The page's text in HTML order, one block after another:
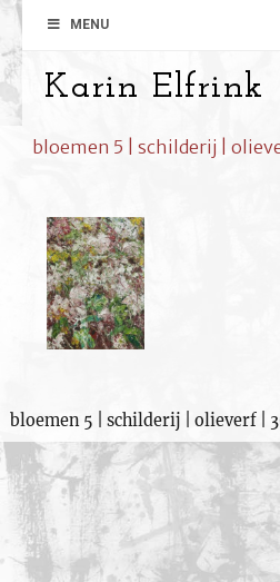
MENU
Karin Elfrink
bloemen 5 | schilderij |
bloemen 5 | schilderij | olieverf |